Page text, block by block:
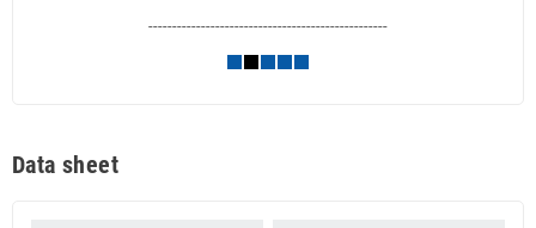
--------------------------------------------------
Data sheet